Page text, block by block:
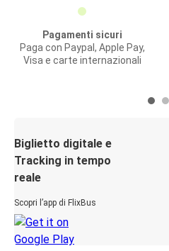
Pagamenti sicuri
Paga con Paypal, Apple Pay,
Visa e carte internazionali
Biglietto digitale e
Tracking in tempo
reale
Scopri l’app di FlixBus